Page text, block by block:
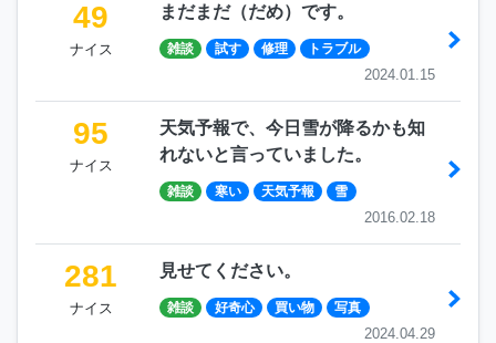
49
ナイス
まだまだ（だめ）です。
雑談 試す 修理 トラブル
2024.01.15
95
ナイス
天気予報で、今日雪が降るかも知
れないと言っていました。
雑談 寒い 天気予報 雪
2016.02.18
281
ナイス
見せてください。
雑談 好奇心 買い物 写真
2024.04.29